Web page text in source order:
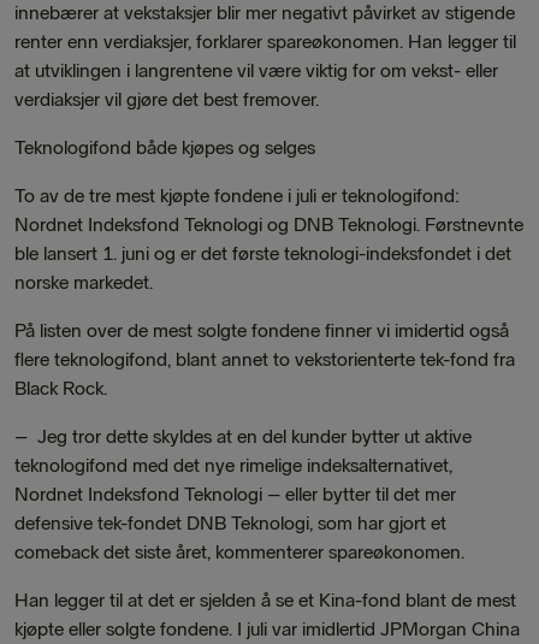
innebærer at vekstaksjer blir mer negativt påvirket av stigende
renter enn verdiaksjer, forklarer spareøkonomen. Han legger til
at utviklingen i langrentene vil være viktig for om vekst- eller
verdiaksjer vil gjøre det best fremover.
Teknologifond både kjøpes og selges
To av de tre mest kjøpte fondene i juli er teknologifond:
Nordnet Indeksfond Teknologi og DNB Teknologi. Førstnevnte
ble lansert 1. juni og er det første teknologi-indeksfondet i det
norske markedet.
På listen over de mest solgte fondene finner vi imidertid også
flere teknologifond, blant annet to vekstorienterte tek-fond fra
Black Rock.
– Jeg tror dette skyldes at en del kunder bytter ut aktive
teknologifond med det nye rimelige indeksalternativet,
Nordnet Indeksfond Teknologi – eller bytter til det mer
defensive tek-fondet DNB Teknologi, som har gjort et
comeback det siste året, kommenterer spareøkonomen.
Han legger til at det er sjelden å se et Kina-fond blant de mest
kjøpte eller solgte fondene. I juli var imidlertid JPMorgan China